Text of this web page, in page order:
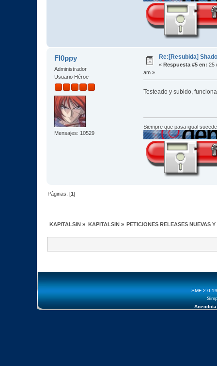
Fl0ppy
Administrador
Usuario Héroe
Mensajes: 10529
Re:[Resubida]
« Respuesta #5 en: 25
am »
Testeado y subido,
Siempre que pasa igual
Páginas: [1]
KAPITALSIN » KAPITALSIN» PETICIONES RELEASES NUEVAS
SMF 2.0.19
Anecdota